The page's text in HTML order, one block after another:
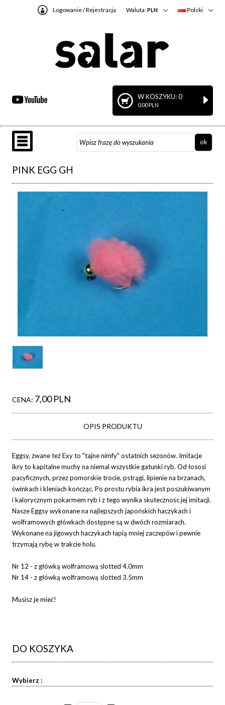
Logowanie/Rejestracja Waluta:PLN Polski
W KOSZYKU: 0
0,00 PLN
PINK EGG GH
CENA: 7,00 PLN
OPIS PRODUKTU
Eggsy, zwane też Exy to "tajne nimfy" ostatnich sezonów. Imitacje
ikry to kapitalne muchy na niemal wszystkie gatunki ryb. Od łososi
pacyficznych, przez pomorskie trocie, pstrągi, lipienie na brzanach,
świnkach i kleniach kończąc. Po prostu rybia ikra jest poszukiwanym
i kalorycznym pokarmem ryb i z tego wynika skutecznośc jej imitacji.
Nasze Eggsy wykonane na najlepszych japońskich haczykach i
wolframowych główkach dostępne są w dwóch rozmiarach.
Wykonane na jigowych haczykach łapią mniej zaczepów i pewnie
trzymają rybę w trakcie holu.
Nr 12 - z główką wolframową slotted 4.0mm
Nr 14 - z główką wolframową slotted 3.5mm
Musisz je mieć!
DO KOSZYKA
Wybierz :